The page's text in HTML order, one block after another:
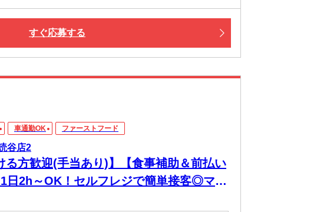
すぐ応募する
車通勤OK ファーストフード
谷店2
る方歓迎(手当あり)】【食事補助＆前払い
日2h～OK！セルフレジで簡単接客◎マニ